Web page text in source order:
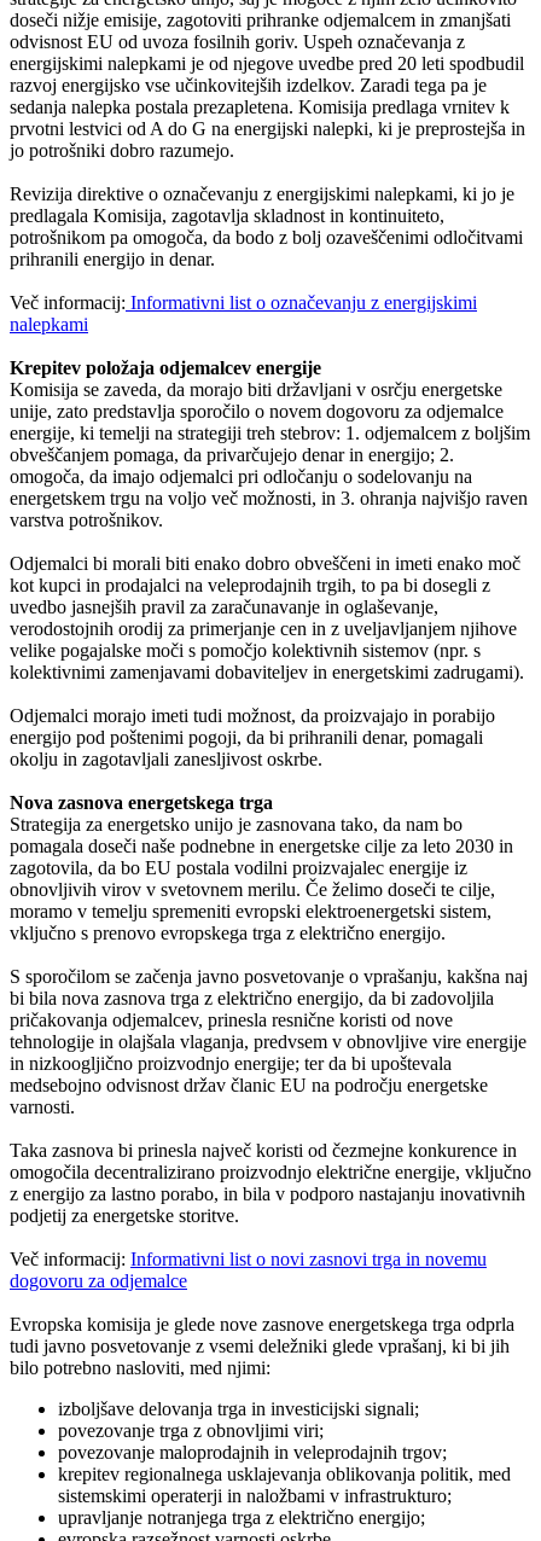
doseči nižje emisije, zagotoviti prihranke odjemalcem in zmanjšati
odvisnost EU od uvoza fosilnih goriv. Uspeh označevanja z
energijskimi nalepkami je od njegove uvedbe pred 20 leti spodbudil
razvoj energijsko vse učinkovitejših izdelkov. Zaradi tega pa je
sedanja nalepka postala prezapletena. Komisija predlaga vrnitev k
prvotni lestvici od A do G na energijski nalepki, ki je preprostejša in
jo potrošniki dobro razumejo.
Revizija direktive o označevanju z energijskimi nalepkami, ki jo je
predlagala Komisija, zagotavlja skladnost in kontinuiteto,
potrošnikom pa omogoča, da bodo z bolj ozaveščenimi odločitvami
prihranili energijo in denar.
Več informacij: Informativni list o označevanju z energijskimi
nalepkami
Krepitev položaja odjemalcev energije
Komisija se zaveda, da morajo biti državljani v osrčju energetske
unije, zato predstavlja sporočilo o novem dogovoru za odjemalce
energije, ki temelji na strategiji treh stebrov: 1. odjemalcem z boljšim
obveščanjem pomaga, da privarčujejo denar in energijo; 2.
omogoča, da imajo odjemalci pri odločanju o sodelovanju na
energetskem trgu na voljo več možnosti, in 3. ohranja najvišjo raven
varstva potrošnikov.
Odjemalci bi morali biti enako dobro obveščeni in imeti enako moč
kot kupci in prodajalci na veleprodajnih trgih, to pa bi dosegli z
uvedbo jasnejših pravil za zaračunavanje in oglaševanje,
verodostojnih orodij za primerjanje cen in z uveljavljanjem njihove
velike pogajalske moči s pomočjo kolektivnih sistemov (npr. s
kolektivnimi zamenjavami dobaviteljev in energetskimi zadrugami).
Odjemalci morajo imeti tudi možnost, da proizvajajo in porabijo
energijo pod poštenimi pogoji, da bi prihranili denar, pomagali
okolju in zagotavljali zanesljivost oskrbe.
Nova zasnova energetskega trga
Strategija za energetsko unijo je zasnovana tako, da nam bo
pomagala doseči naše podnebne in energetske cilje za leto 2030 in
zagotovila, da bo EU postala vodilni proizvajalec energije iz
obnovljivih virov v svetovnem merilu. Če želimo doseči te cilje,
moramo v temelju spremeniti evropski elektroenergetski sistem,
vključno s prenovo evropskega trga z električno energijo.
S sporočilom se začenja javno posvetovanje o vprašanju, kakšna naj
bi bila nova zasnova trga z električno energijo, da bi zadovoljila
pričakovanja odjemalcev, prinesla resnične koristi od nove
tehnologije in olajšala vlaganja, predvsem v obnovljive vire energije
in nizkoogljično proizvodnjo energije; ter da bi upoštevala
medsebojno odvisnost držav članic EU na področju energetske
varnosti.
Taka zasnova bi prinesla največ koristi od čezmejne konkurence in
omogočila decentralizirano proizvodnjo električne energije, vključno
z energijo za lastno porabo, in bila v podporo nastajanju inovativnih
podjetij za energetske storitve.
Več informacij: Informativni list o novi zasnovi trga in novemu
dogovoru za odjemalce
Evropska komisija je glede nove zasnove energetskega trga odprla
tudi javno posvetovanje z vsemi deležniki glede vprašanj, ki bi jih
bilo potrebno nasloviti, med njimi:
izboljšave delovanja trga in investicijski signali;
povezovanje trga z obnovljimi viri;
povezovanje maloprodajnih in veleprodajnih trgov;
krepitev regionalnega usklajevanja oblikovanja politik, med
sistemskimi operaterji in naložbami v infrastrukturo;
upravljanje notranjega trga z električno energijo;